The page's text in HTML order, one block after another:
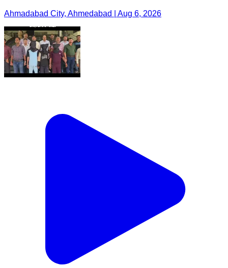
Ahmadabad City, Ahmedabad | Aug 6, 2026